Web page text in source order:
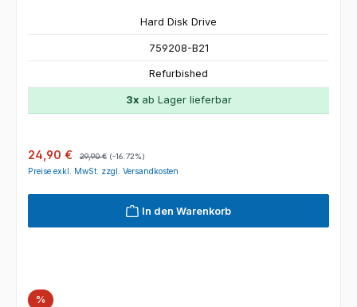
Hard Disk Drive
759208-B21
Refurbished
3xab Lager lieferbar
Verkaufspreis:
24,90 € Regulärer Preis:
29,90 € (-16.72%)
Preise exkl. MwSt. zzgl. Versandkosten
In den Warenkorb
%Rabatt